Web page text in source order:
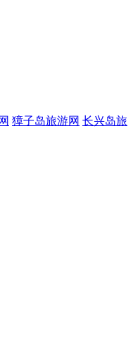
獐子岛旅游网 长兴岛旅